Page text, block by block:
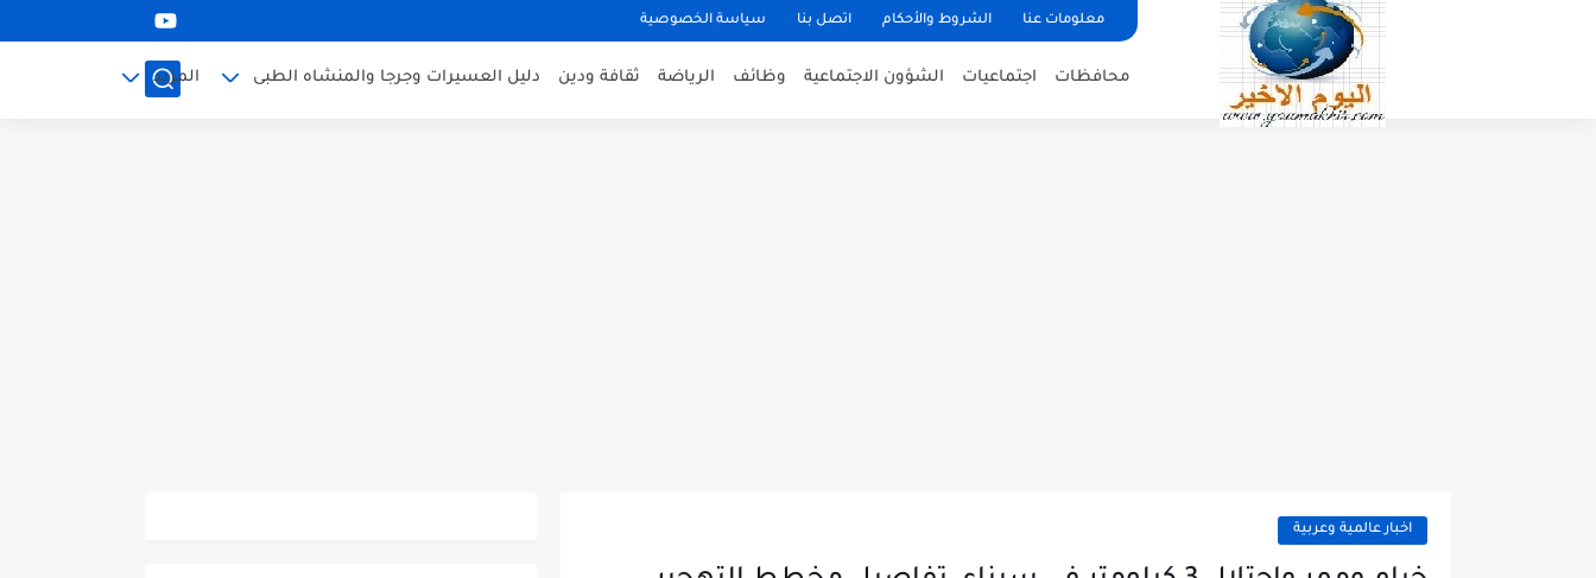
معلومات عنا الشروط والأحكام اتصل بنا سياسة الخصوصية
محافظات اجتماعيات الشؤون الاجتماعية وظائف الرياضة ثقافة ودين دليل العسيرات وجرجا والمنشاه الطبى المزيد
اخبار عالمية وعربية